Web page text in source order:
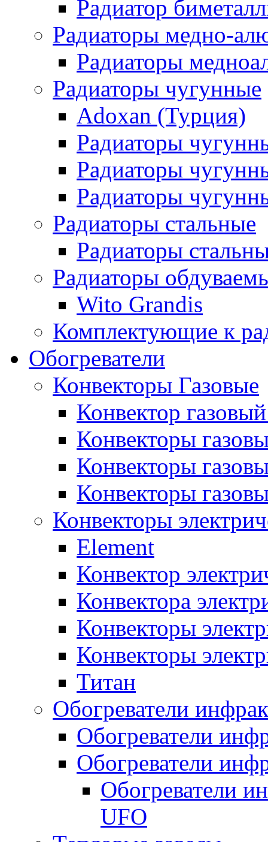
Радиатор
Радиаторы медно-
Радиаторы
Радиаторы чугунные
Adoxan (Турция)
Радиаторы
Радиаторы
Радиаторы
Радиаторы стальные
Радиаторы
Радиаторы
Wito Grandis
Комплектующие к
Обогреватели
Конвекторы Газовые
Конвектор
Конвекторы
Конвекторы
Конвекторы
Конвекторы
Element
Конвектор
Конвектора
Конвекторы
Конвекторы
Титан
Обогреватели
Обогреватели
Обогреватели
Обогреватели
UFO